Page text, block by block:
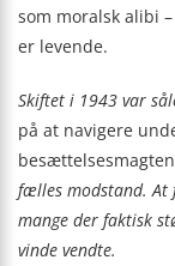
som moralsk alibi
er levende.
Skiftet i 1943 var
på at navigere
fælles modstand. At
mange der faktisk
vinde vendte.